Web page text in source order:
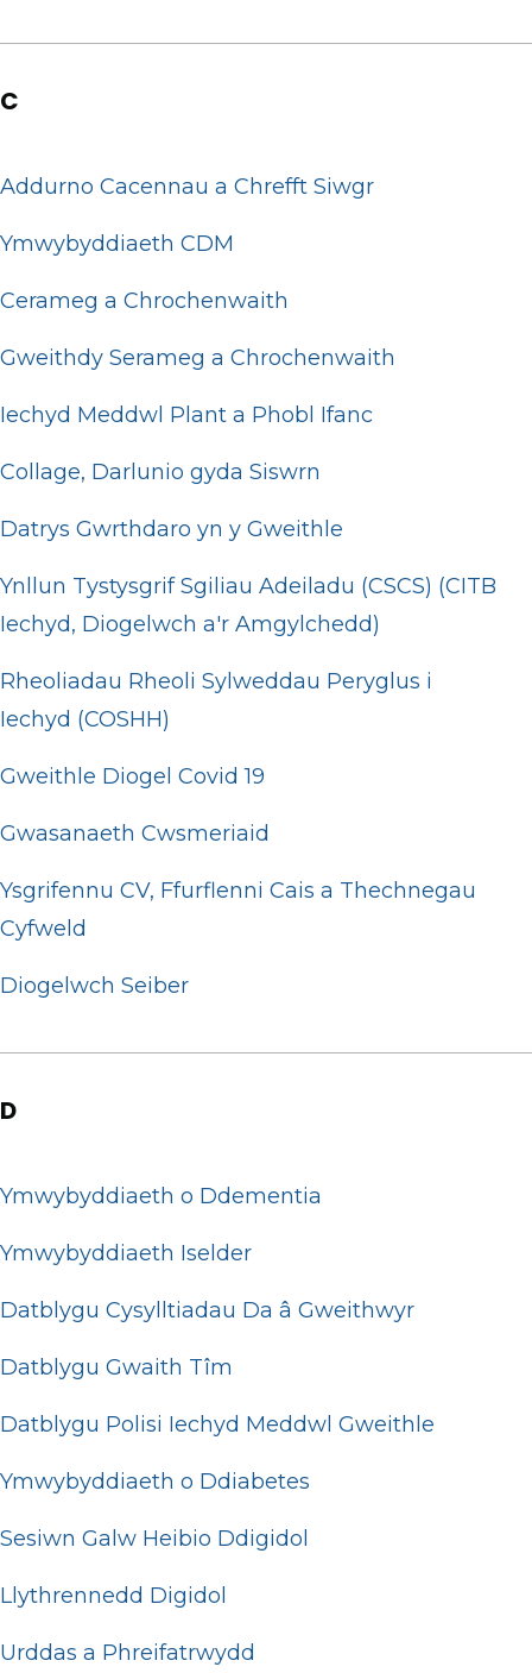
C
Addurno Cacennau a Chrefft Siwgr
Ymwybyddiaeth CDM
Cerameg a Chrochenwaith
Gweithdy Serameg a Chrochenwaith
Iechyd Meddwl Plant a Phobl Ifanc
Collage, Darlunio gyda Siswrn
Datrys Gwrthdaro yn y Gweithle
Ynllun Tystysgrif Sgiliau Adeiladu (CSCS) (CITB
Iechyd, Diogelwch a'r Amgylchedd)
Rheoliadau Rheoli Sylweddau Peryglus i
Iechyd (COSHH)
Gweithle Diogel Covid 19
Gwasanaeth Cwsmeriaid
Ysgrifennu CV, Ffurflenni Cais a Thechnegau
Cyfweld
Diogelwch Seiber
D
Ymwybyddiaeth o Ddementia
Ymwybyddiaeth Iselder
Datblygu Cysylltiadau Da â Gweithwyr
Datblygu Gwaith Tîm
Datblygu Polisi Iechyd Meddwl Gweithle
Ymwybyddiaeth o Ddiabetes
Sesiwn Galw Heibio Ddigidol
Llythrennedd Digidol
Urddas a Phreifatrwydd